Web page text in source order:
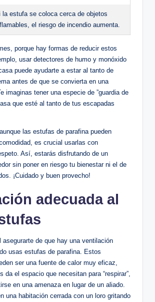
la estufa se coloca cerca de objetos
el riesgo de incendio aumenta.
porque hay formas de reducir ⁤estos
usar detectores de humo y monóxido
puede ayudarte a estar al tanto de
antes ​de‌ que se convierta en ⁣una
imaginas tener una especie de ⁤”guardia de
que‌ esté al tanto de tus​ escapadas
las estufas de parafina pueden
es⁣ crucial usarlas con
Así, estarás​ disfrutando de un⁤
sin poner en​ riesgo tu bienestar ni el de
¡Cuidado y buen ⁣provecho!
adecuada al
asegurarte⁣ de que hay una ventilación
usas estufas de parafina.⁤ Estos
ser una fuente de calor muy​ eficaz,
da el espacio que​ necesitan para “respirar”,​
en una amenaza en lugar de‌ un aliado.
una habitación​ cerrada con ‍un loro ​gritando